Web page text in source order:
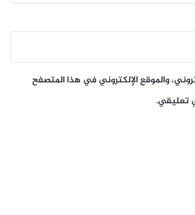
والموقع الإلكتروني في هذا المتصفح
تعليقي.